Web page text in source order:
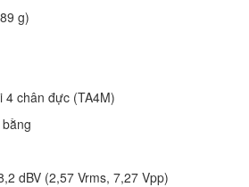
g)
4 chân đực (TA4M)
dBV (2,57 Vrms, 7,27 Vpp)